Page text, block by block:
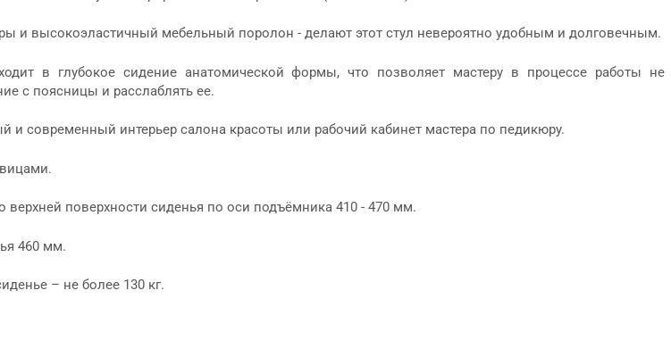
и высокоэластичный мебельный поролон - делают этот стул невероятно удобным и долговечным.
в глубокое сидение анатомической формы, что позволяет мастеру в процессе работы не
с поясницы и расслаблять ее.
и современный интерьер салона красоты или рабочий кабинет мастера по педикюру.
верхней поверхности сиденья по оси подъёмника 410 - 470 мм.
460 мм.
– не более 130 кг.